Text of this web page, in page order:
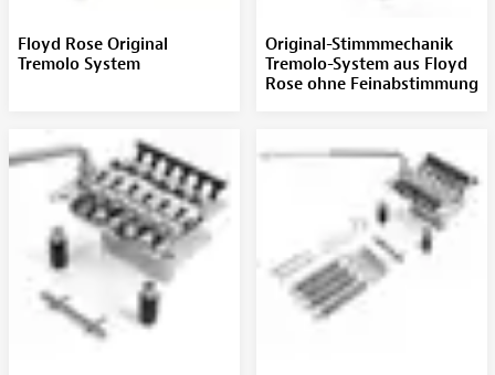
Floyd Rose Original
Tremolo System
Original-Stimmmechanik
Tremolo-System aus Floyd
Rose ohne Feinabstimmung